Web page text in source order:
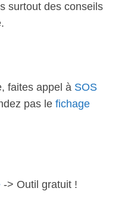
surtout des conseils
faites appel à SOS
pas le fichage
-> Outil gratuit !